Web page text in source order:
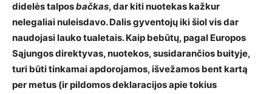
didelės talposbačkas, dar kiti nuotekas kažkur
nelegaliai nuleisdavo. Dalis gyventojų iki šiol vis dar
naudojasi lauko tualetais. Kaip bebūtų, pagal Europos
Sąjungos direktyvas, nuotekos, susidarančios buityje,
turi būti tinkamai apdorojamos, išvežamos bent kartą
per metus (ir pildomos deklaracijos apie tokius